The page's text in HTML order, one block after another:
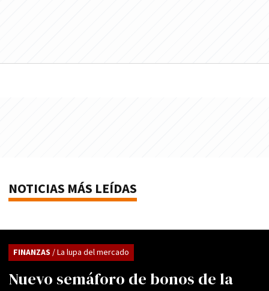
NOTICIAS MÁS LEÍDAS
Nuevo semáforo de bonos de la
FINANZAS / La lupa del mercado